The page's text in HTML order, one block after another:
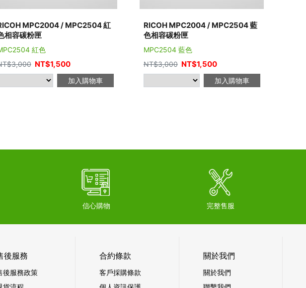
MPC2004 / MPC2504 紅
相容碳粉匣
紅色
3,000 NT$1,500
加入購物車
RICOH MPC2004 / MPC2504 藍
色相容碳粉匣
MPC2504 藍色
NT$3,000 NT$1,500
加入購物車
信心購物 完整售服
後服務
後服務政策
合約條款
客戶採購條款
關於我們
關於我們